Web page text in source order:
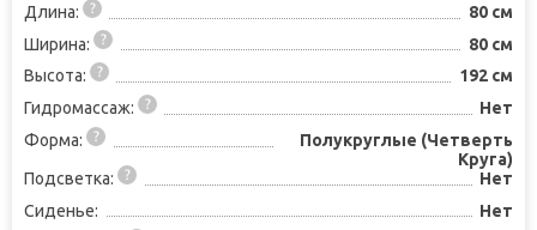
Длина:
80 см
Ширина:
80 см
Высота:
192 см
Гидромассаж:
Нет
Форма:
Полукруглые (Четверть
Круга)
Подсветка:
Нет
Сиденье:
Нет